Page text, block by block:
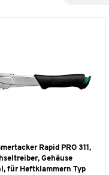
Rapid PRO 311,
Gehäuse
für Heftklammern Typ